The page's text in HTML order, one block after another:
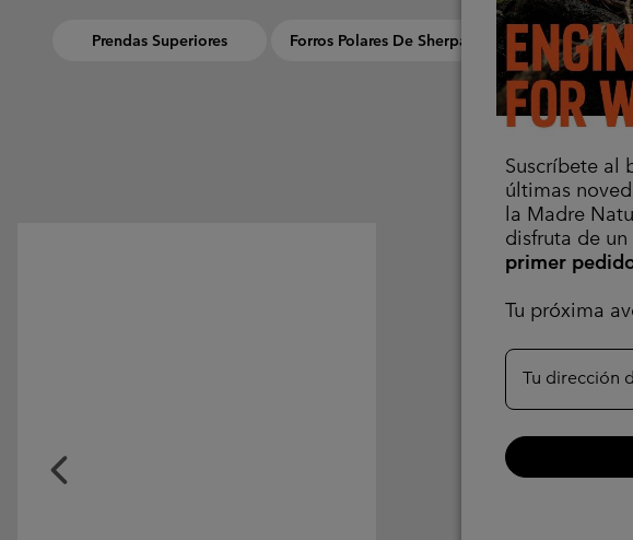
Suscríbete al
últimas
la Madre
disfruta de un
primer
Tu próxima
Tu dirección
Prendas Superiores Forros Polares De Sherpa Prendas
Previous
Slide